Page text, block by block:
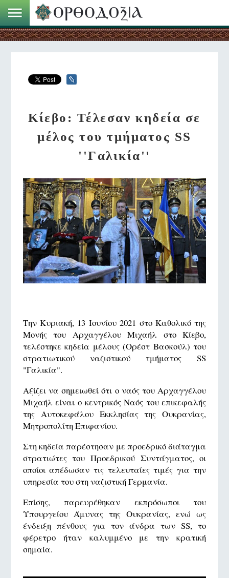
Κίεβο: Τέλεσαν κηδεία σε
μέλος του τμήματος SS
''Γαλικία''
Την Κυριακή, 13 Ιουνίου 2021 στο Καθολικό της
Μονής του Αρχαγγέλου Μιχαήλ στο Κίεβο,
τελέστηκε κηδεία μέλους (Ορέστ Βασκούλ) του
στρατιωτικού ναζιστικού τμήματος SS
"Γαλικία".
Αξίζει να σημειωθεί ότι ο ναός του Αρχαγγέλου
Μιχαήλ είναι ο κεντρικός Ναός του επικεφαλής
της Αυτοκεφάλου Εκκλησίας της Ουκρανίας,
Μητροπολίτη Επιφανίου.
Στη κηδεία παρέστησαν με προεδρικό διάταγμα
στρατιώτες του Προεδρικού Συντάγματος, οι
οποίοι απέδωσαν τις τελευταίες τιμές για την
υπηρεσία του στη ναζιστική Γερμανία.
Επίσης, παρευρέθηκαν εκπρόσωποι του
Υπουργείου Άμυνας της Ουκρανίας, ενώ ως
ένδειξη πένθους για τον άνδρα των SS, το
φέρετρο ήταν καλυμμένο με την κρατική
σημαία.